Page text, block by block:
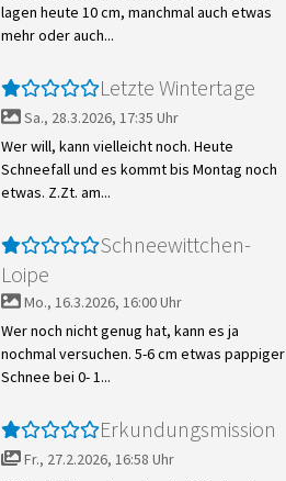
lagen heute 10 cm, manchmal auch etwas
mehr oder auch...
Letzte Wintertage
Sa., 28.3.2026, 17:35 Uhr
Wer will, kann vielleicht noch. Heute
Schneefall und es kommt bis Montag noch
etwas. Z.Zt. am...
Schneewittchen-
Loipe
Mo., 16.3.2026, 16:00 Uhr
Wer noch nicht genug hat, kann es ja
nochmal versuchen. 5-6 cm etwas pappiger
Schnee bei 0- 1...
Erkundungsmission
Fr., 27.2.2026, 16:58 Uhr